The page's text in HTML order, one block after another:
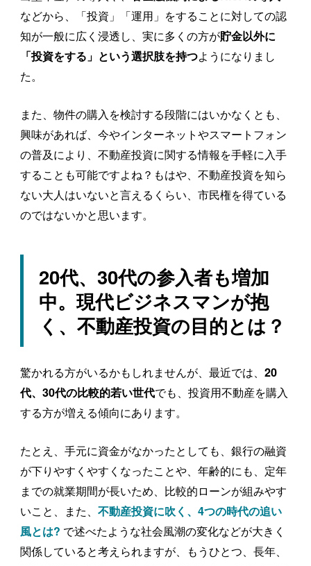
などから、「投資」「運用」をすることに対しての認
知が一般に広く浸透し、実に多くの方が貯金以外に
「投資をする」という選択肢を持つようになりまし
た。
また、物件の購入を検討する段階にはいかなくとも、
興味があれば、今やインターネットやスマートフォン
の普及により、不動産投資に関する情報を手軽に入手
することも可能ですよね？もはや、不動産投資を知ら
ない大人はいないと言えるくらい、市民権を得ている
のではないかと思います。
20代、30代の参入者も増加
中。現代ビジネスマンが抱
く、不動産投資の目的とは？
驚かれる方がいるかもしれませんが、最近では、 20
代、30代の比較的若い世代でも、投資用不動産を購入
する方が増える傾向にあります。
たとえ、手元に資金がなかったとしても、銀行の融資
が下りやすくやすくなったことや、年齢的にも、定年
までの就業期間が長いため、比較的ローンが組みやす
いこと、また、 不動産投資に吹く、4つの時代の追い
風とは? で述べたような社会風潮の変化などが大きく
関係していると考えられますが、もうひとつ、長年、